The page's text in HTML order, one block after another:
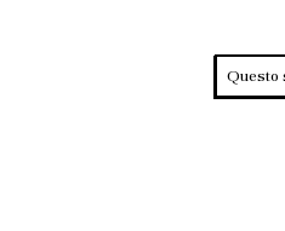
Questo